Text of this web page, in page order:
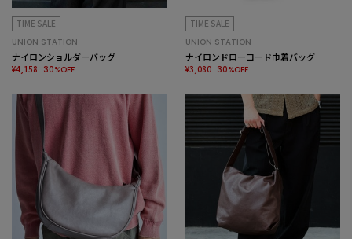
TIME SALE
UNION STATION
ナイロンショルダーバッグ
¥4,158 30%OFF
TIME SALE
UNION STATION
ナイロンドローコード巾着バッグ
¥3,080 30%OFF